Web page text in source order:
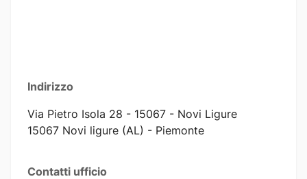
Indirizzo
Via Pietro Isola 28 - 15067 - Novi Ligure
15067 Novi ligure (AL) - Piemonte
Contatti ufficio